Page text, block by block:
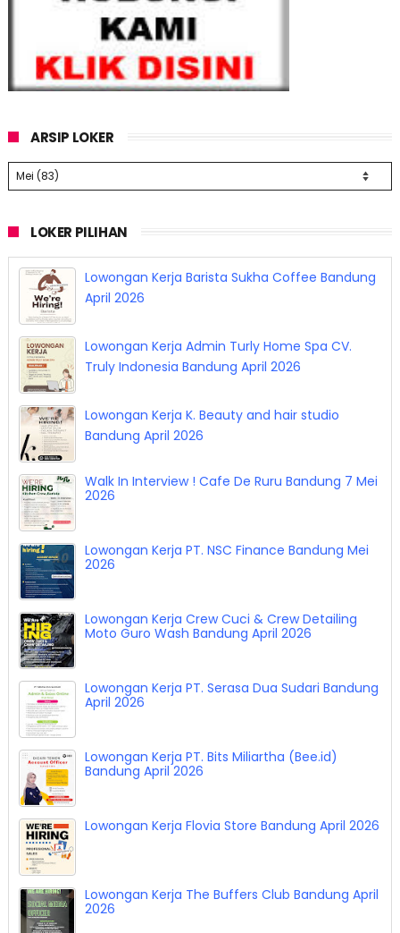
ARSIP LOKER
LOKER PILIHAN
Lowongan Kerja Barista Sukha Coffee Bandung
April 2026
Lowongan Kerja Admin Turly Home Spa CV.
Truly Indonesia Bandung April 2026
Lowongan Kerja K. Beauty and hair studio
Bandung April 2026
Walk In Interview ! Cafe De Ruru Bandung 7 Mei
2026
Lowongan Kerja PT. NSC Finance Bandung Mei
2026
Lowongan Kerja Crew Cuci & Crew Detailing
Moto Guro Wash Bandung April 2026
Lowongan Kerja PT. Serasa Dua Sudari Bandung
April 2026
Lowongan Kerja PT. Bits Miliartha (Bee.id)
Bandung April 2026
Lowongan Kerja Flovia Store Bandung April 2026
Lowongan Kerja The Buffers Club Bandung April
2026